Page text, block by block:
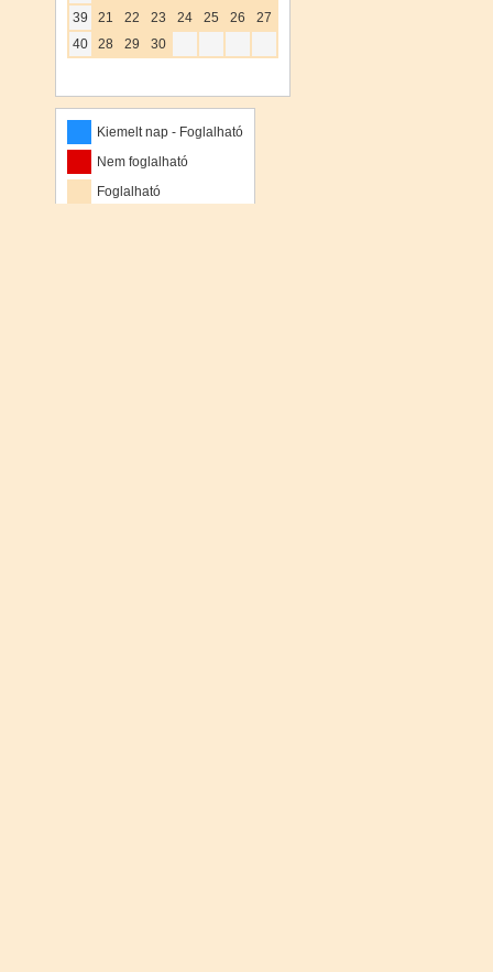
39
21 22 23 24 25 26
27
40
28 29 30
Kiemelt nap - Foglalható
Nem foglalható
Foglalható